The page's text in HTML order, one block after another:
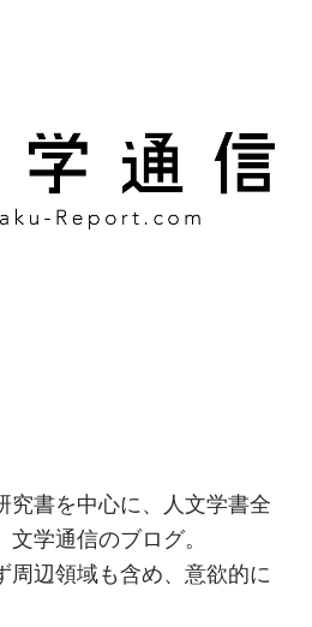
究書を中心に、人文学書全
学通信のブログ。
周辺領域も含め、意欲的に